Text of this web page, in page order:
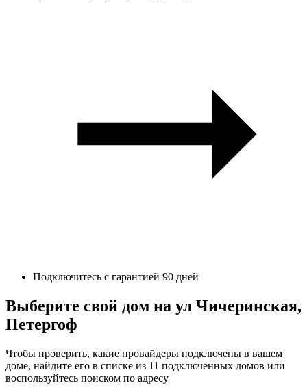
Подключитесь с гарантией 90 дней
Выберите свой дом на ул Чичеринская,
Петергоф
Чтобы проверить, какие провайдеры подключены в вашем
доме, найдите его в списке из 11 подключенных домов или
воспользуйтесь поиском по адресу